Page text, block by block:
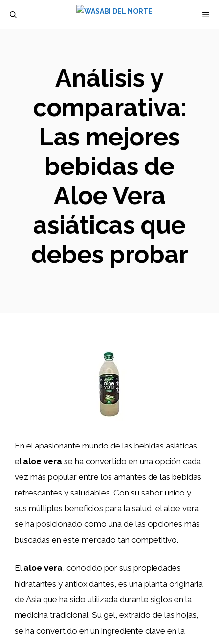
Análisis y
comparativa:
Las mejores
bebidas de
Aloe Vera
asiáticas que
debes probar
En el apasionante mundo de las bebidas asiáticas,
el aloe vera se ha convertido en una opción cada
vez más popular entre los amantes de las bebidas
refrescantes y saludables. Con su sabor único y
sus múltiples beneficios para la salud, el aloe vera
se ha posicionado como una de las opciones más
buscadas en este mercado tan competitivo.
El aloe vera , conocido por sus propiedades
hidratantes y antioxidantes, es una planta originaria
de Asia que ha sido utilizada durante siglos en la
medicina tradicional. Su gel, extraído de las hojas,
se ha convertido en un ingrediente clave en la